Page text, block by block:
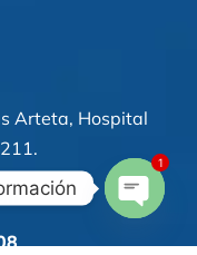
Arteta, Hospital
.
1